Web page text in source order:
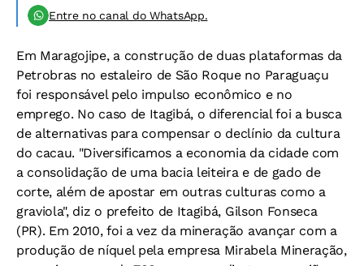
Entre no canal do WhatsApp.
Em Maragojipe, a construção de duas plataformas da
Petrobras no estaleiro de São Roque no Paraguaçu
foi responsável pelo impulso econômico e no
emprego. No caso de Itagibá, o diferencial foi a busca
de alternativas para compensar o declínio da cultura
do cacau. "Diversificamos a economia da cidade com
a consolidação de uma bacia leiteira e de gado de
corte, além de apostar em outras culturas como a
graviola", diz o prefeito de Itagibá, Gilson Fonseca
(PR). Em 2010, foi a vez da mineração avançar com a
produção de níquel pela empresa Mirabela Mineração,